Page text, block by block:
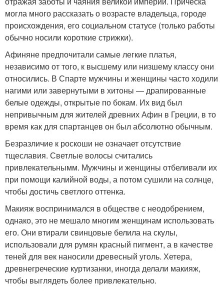
могла много рассказать о возрасте владельца, городе
происхождения, его социальном статусе (только работы
обычно носили короткие стрижки).
Афиняне предпочитали самые легкие платья,
независимо от того, к высшему или низшему классу они
относились. В Спарте мужчины и женщины часто ходили
нагими или завернутыми в хитоны — драпированные
белые одежды, открытые по бокам. Их вид был
непривычным для жителей древних Афин в Греции, в то
время как для спартанцев он был абсолютно обычным.
Безразличие к роскоши не означает отсутствие
тщеславия. Светлые волосы считались
привлекательнымм. Мужчины и женщины отбеливали их
при помощи калийной воды, а потом сушили на солнце,
чтобы достичь светлого оттенка.
Макияж воспринимался в обществе с неодобрением,
однако, это не мешало многим женщинам использовать
его. Они втирали свинцовые белила на скулы,
использовали для румян красный пигмент, а в качестве
теней для век наносили древесный уголь. Хетера,
древнегреческие куртизанки, иногда делали макияж,
чтобы выглядеть более привлекательно.